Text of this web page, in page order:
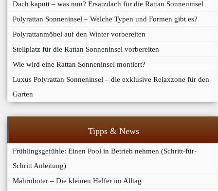
Dach kaputt – was nun? Ersatzdach für die Rattan Sonneninsel
Polyrattan Sonneninsel – Welche Typen und Formen gibt es?
Polyrattanmöbel auf den Winter vorbereiten
Stellplatz für die Rattan Sonneninsel vorbereiten
Wie wird eine Rattan Sonneninsel montiert?
Luxus Polyrattan Sonneninsel – die exklusive Relaxzone für den
Garten
Tipps & News
Frühlingsgefühle: Einen Pool in Betrieb nehmen (Schritt-für-
Schritt Anleitung)
Mähroboter – Die kleinen Helfer im Alltag